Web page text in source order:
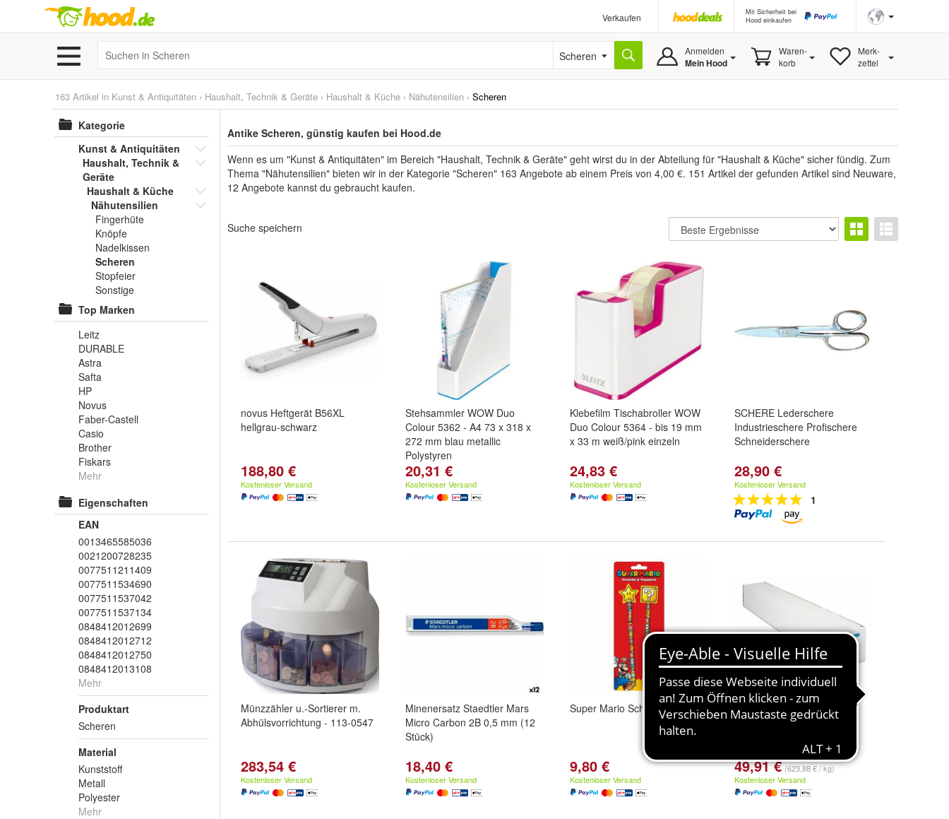
Verkaufen
Mit Sicherheit bei
Hood einkaufen
Scheren Anmelden
Mein Hood
Waren-
korb
Merk-
zettel
163 Artikel in Kunst & Antiquitäten › Haushalt, Technik & Geräte › Haushalt & Küche › Nähutensilien › Scheren
Kategorie
Kunst & Antiquitäten
Haushalt, Technik &
Geräte
Haushalt & Küche
Nähutensilien
Fingerhüte
Knöpfe
Nadelkissen
Scheren
Stopfeier
Sonstige
Top Marken
Leitz
DURABLE
Astra
Safta
HP
Novus
Faber-Castell
Casio
Brother
Fiskars
Mehr
Eigenschaften
EAN
0013465585036
0021200728235
0077511211409
0077511534690
0077511537042
0077511537134
0848412012699
0848412012712
0848412012750
0848412013108
Mehr
Produktart
Scheren
Material
Kunststoff
Metall
Polyester
Mehr
Antike Scheren, günstig kaufen bei Hood.de
Wenn es um "Kunst & Antiquitäten" im Bereich "Haushalt, Technik & Geräte" geht wirst du in der Abteilung für "Haushalt & Küche" sicher fündig. Zum
Thema "Nähutensilien" bieten wir in der Kategorie "Scheren" 163 Angebote ab einem Preis von 4,00 €. 151 Artikel der gefunden Artikel sind Neuware,
12 Angebote kannst du gebraucht kaufen.
Suche speichern
novus Heftgerät B56XL
hellgrau-schwarz
188,80 €
Kostenloser Versand
Stehsammler WOW Duo
Colour 5362 - A4 73 x 318 x
272 mm blau metallic
Polystyren
20,31 €
Kostenloser Versand
Klebefilm Tischabroller WOW
Duo Colour 5364 - bis 19 mm
x 33 m weiß/pink einzeln
24,83 €
Kostenloser Versand
SCHERE Lederschere
Industrieschere Profischere
Schneiderschere
28,90 €
Kostenloser Versand
1
Münzzähler u.-Sortierer m.
Abhülsvorrichtung - 113-0547
283,54 €
Kostenloser Versand
Minenersatz Staedtler Mars
Micro Carbon 2B 0,5 mm (12
Stück)
18,40 €
Kostenloser Versand
Super Mario Schreibset 2-teilig
9,80 €
Kostenloser Versand
HP Plotterpapier Q1397A
914mmx45,7m 80g matt
49,91 € (623,88 € / kg)
Kostenloser Versand